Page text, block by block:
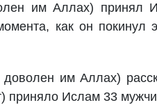
им Аллах) принял
как он
им Аллах)
приняло Ислам 33